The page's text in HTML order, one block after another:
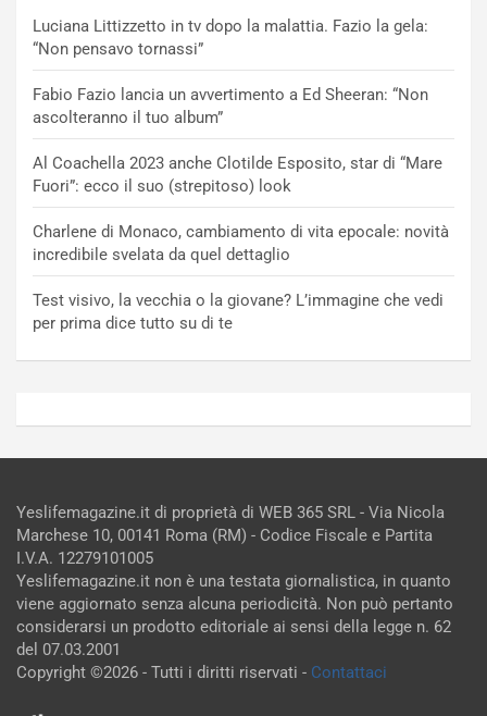
Luciana Littizzetto in tv dopo la malattia. Fazio la gela:
“Non pensavo tornassi”
Fabio Fazio lancia un avvertimento a Ed Sheeran: “Non
ascolteranno il tuo album”
Al Coachella 2023 anche Clotilde Esposito, star di “Mare
Fuori”: ecco il suo (strepitoso) look
Charlene di Monaco, cambiamento di vita epocale: novità
incredibile svelata da quel dettaglio
Test visivo, la vecchia o la giovane? L’immagine che vedi
per prima dice tutto su di te
Yeslifemagazine.it di proprietà di WEB 365 SRL - Via Nicola
Marchese 10, 00141 Roma (RM) - Codice Fiscale e Partita
I.V.A. 12279101005
Yeslifemagazine.it non è una testata giornalistica, in quanto
viene aggiornato senza alcuna periodicità. Non può pertanto
considerarsi un prodotto editoriale ai sensi della legge n. 62
del 07.03.2001
Copyright ©2026 - Tutti i diritti riservati - Contattaci